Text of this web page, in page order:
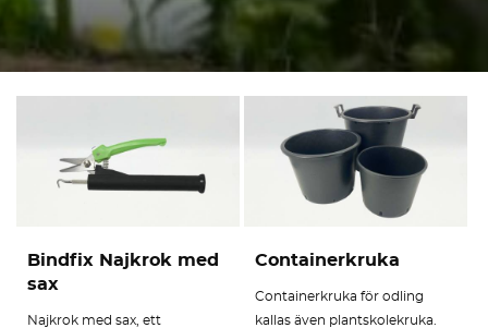
Bindfix Najkrok med
sax
Najkrok med sax, ett
Containerkruka
Containerkruka för odling
kallas även plantskolekruka.